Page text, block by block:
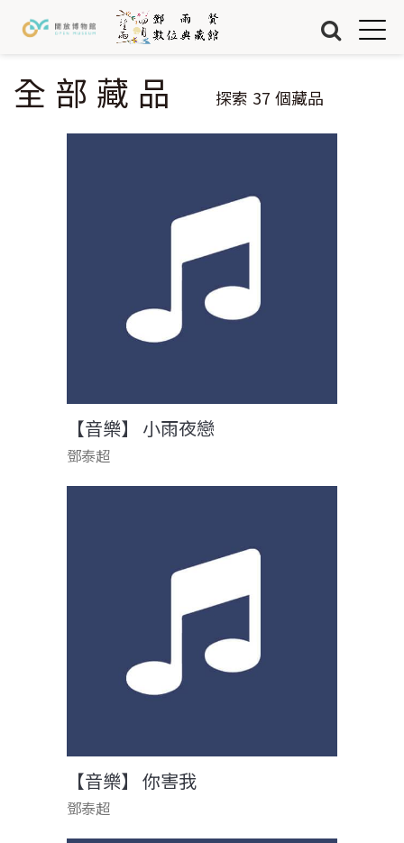
關於我們
Jump to Navigation
Jump to Main content
您在這裡
全部藏品 探索 37 個藏品
【音樂】 小雨夜戀
鄧泰超
【音樂】 你害我
鄧泰超